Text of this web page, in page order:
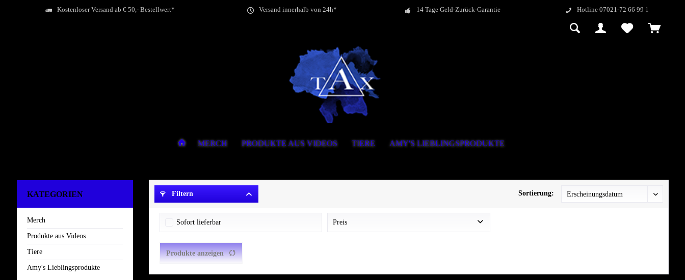
Kostenloser Versand ab € 50,- Bestellwert* Versand innerhalb von 24h* 14 Tage Geld-Zurück-Garantie Hotline 07021-72 66 99 1
MERCH PRODUKTE AUS VIDEOS TIERE AMY'S LIEBLINGSPRODUKTE
KATEGORIEN
Merch
Produkte aus Videos
Tiere
Amy's Lieblingsprodukte
Filtern Sortierung:
Sofort lieferbar Preis
Produkte anzeigen